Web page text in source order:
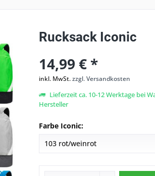
Rucksack Iconic
14,99 € *
inkl. MwSt.zzgl. Versandkosten
Lieferzeit ca. 10-12 Werktage bei
Hersteller
Farbe Iconic: